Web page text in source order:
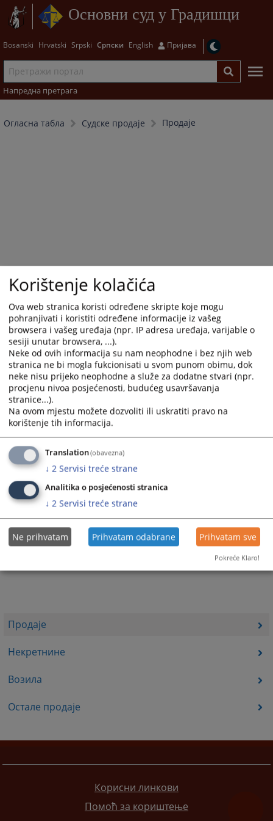
Основни суд у Градишци
Bosanski Hrvatski Srpski Српски English Пријава
Напредна претрага
Огласна табла Судске продаје Продаје
Продаје
Некретнине
Возила
Остале продаје
Trenutno nema vijesti
Корисни линкови
Помоћ за кориштење
Korištenje kolačića
Ova web stranica koristi određene skripte koje mogu
pohranjivati i koristiti određene informacije iz vašeg
browsera i vašeg uređaja (npr. IP adresa uređaja, varijable o
sesiji unutar browsera, ...).
Neke od ovih informacija su nam neophodne i bez njih web
stranica ne bi mogla fukcionisati u svom punom obimu, dok
neke nisu prijeko neophodne a služe za dodatne stvari (npr.
procjenu nivoa posjećenosti, budućeg usavršavanja
stranice...).
Na ovom mjestu možete dozvoliti ili uskratiti pravo na
korištenje tih informacija.
Translation(obavezna)
↓ 2 Servisi treće strane
Analitika o posjećenosti stranica
↓ 2 Servisi treće strane
Ne prihvatam Prihvatam odabrane Prihvatam sve
Pokreće Klaro!